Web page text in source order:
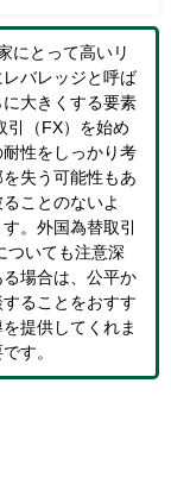
にとって高いリ
バレッジと呼ば
大きくする要素
引（FX）を始め
性をしっかり考
失う可能性もあ
ことのないよ
。外国為替取引
ついても注意深
場合は、公平か
ることをおすす
提供してくれま
す。